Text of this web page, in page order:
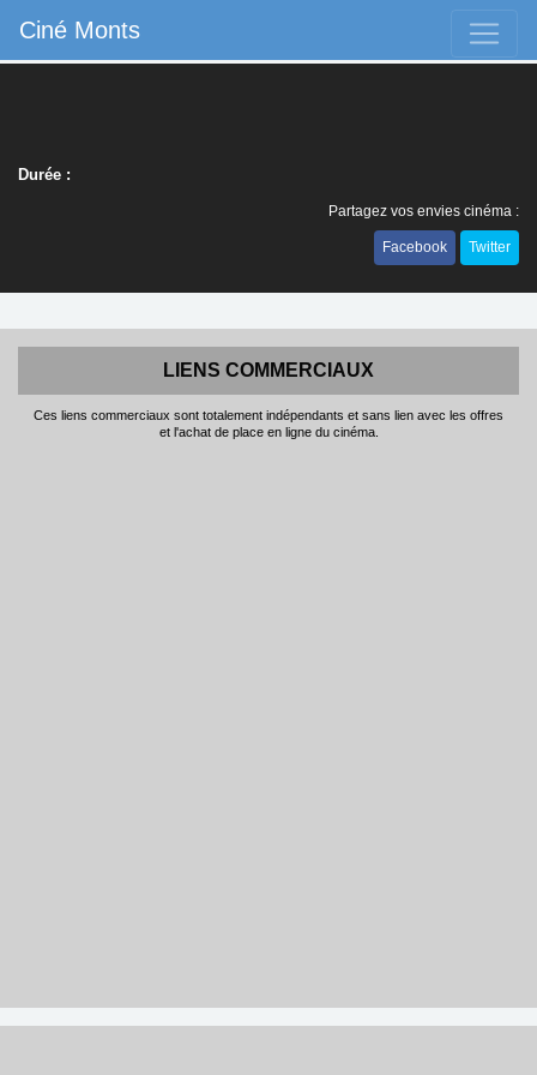
Ciné Monts
Durée :
Partagez vos envies cinéma :
Facebook Twitter
LIENS COMMERCIAUX
Ces liens commerciaux sont totalement indépendants et sans lien avec les offres
et l'achat de place en ligne du cinéma.